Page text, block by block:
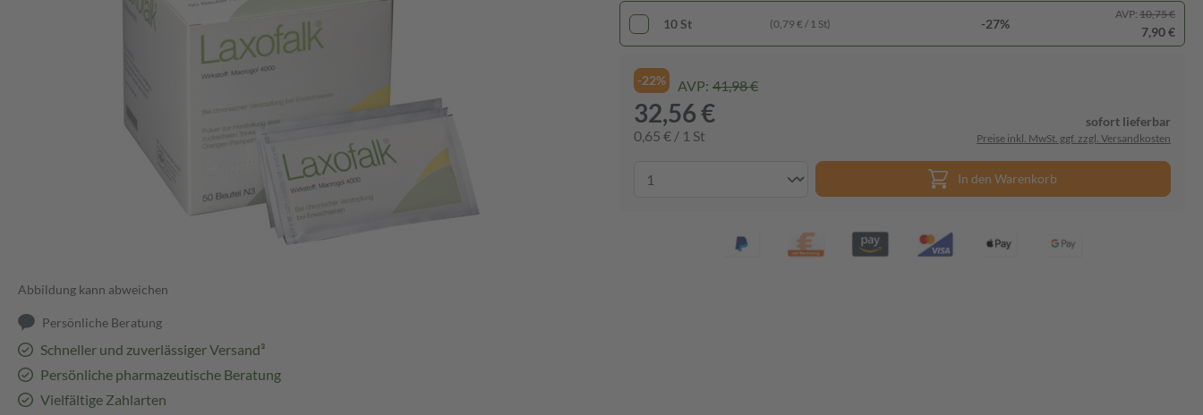
Abbildung kann abweichen
Persönliche Beratung
Schneller und zuverlässiger Versand³
Persönliche pharmazeutische Beratung
Vielfältige Zahlarten
10 St (0,79 € / 1 St) -27%
AVP: 10,75 €
7,90 €
-22% AVP: 41,98 €
32,56 €
0,65 € / 1 St
sofort lieferbar
Preise inkl. MwSt. ggf. zzgl. Versandkosten
In den Warenkorb